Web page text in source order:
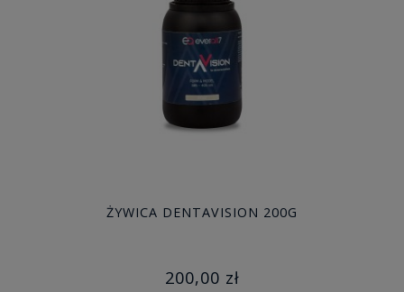
ŻYWICA DENTAVISION 200G
200,00 zł